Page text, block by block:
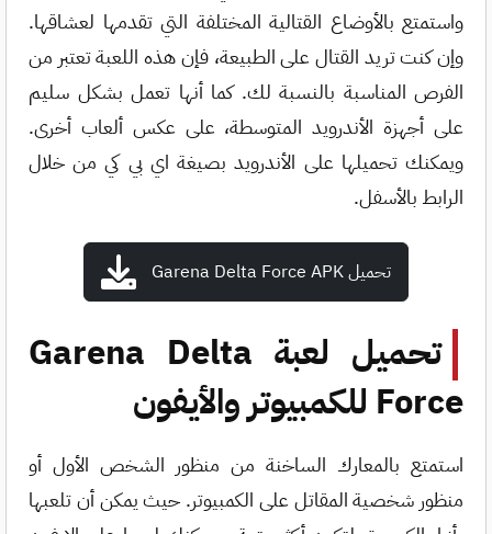
واستمتع بالأوضاع القتالية المختلفة التي تقدمها لعشاقها.
وإن كنت تريد القتال على الطبيعة، فإن هذه اللعبة تعتبر من
الفرص المناسبة بالنسبة لك. كما أنها تعمل بشكل سليم
على أجهزة الأندرويد المتوسطة، على عكس ألعاب أخرى.
ويمكنك تحميلها على الأندرويد بصيغة اي بي كي من خلال
الرابط بالأسفل.
تحميل Garena Delta Force APK
تحميل لعبة Garena Delta
Force للكمبيوتر والأيفون
استمتع بالمعارك الساخنة من منظور الشخص الأول أو
منظور شخصية المقاتل على الكمبيوتر. حيث يمكن أن تلعبها